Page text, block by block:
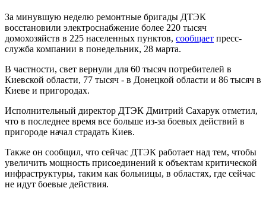
За минувшую неделю ремонтные бригады ДТЭК
восстановили электроснабжение более 220 тысяч
домохозяйств в 225 населенных пунктов, сообщает пресс-
служба компании в понедельник, 28 марта.
В частности, свет вернули для 60 тысяч потребителей в
Киевской области, 77 тысяч - в Донецкой области и 86 тысяч в
Киеве и пригородах.
Исполнительный директор ДТЭК Дмитрий Сахарук отметил,
что в последнее время все больше из-за боевых действий в
пригороде начал страдать Киев.
Также он сообщил, что сейчас ДТЭК работает над тем, чтобы
увеличить мощность присоединений к объектам критической
инфраструктуры, таким как больницы, в областях, где сейчас
не идут боевые действия.